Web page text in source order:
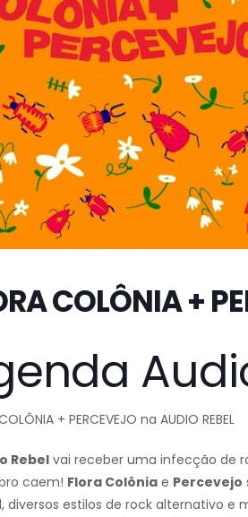
COLÔNIA +
+ PERCEVEJO na AUDIO REBEL
Rebel vai receber uma infecção de
caem! Flora Colônia e Percevejo
diversos estilos de rock alternativo e